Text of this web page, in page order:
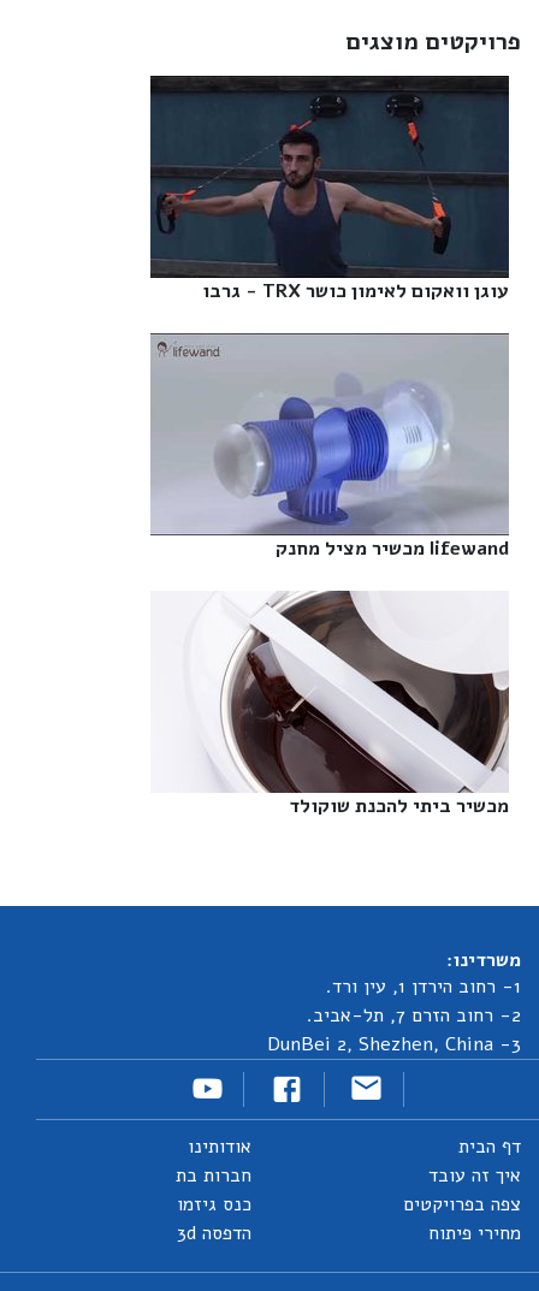
פרויקטים מוצגים
עוגן וואקום לאימון כושר TRX - גרבו‎
lifewand מכשיר מציל מחנק‎
מכשיר ביתי להכנת שוקולד‎
משרדינו:
1- רחוב הירדן 1, עין ורד.
2- רחוב הזרם 7, תל-אביב.
3- DunBei 2, Shezhen, China
דף הבית
איך זה עובד
צפה בפרויקטים
מחירי פיתוח
אודותינו
חברות בת
כנס גיזמו
הדפסה 3d